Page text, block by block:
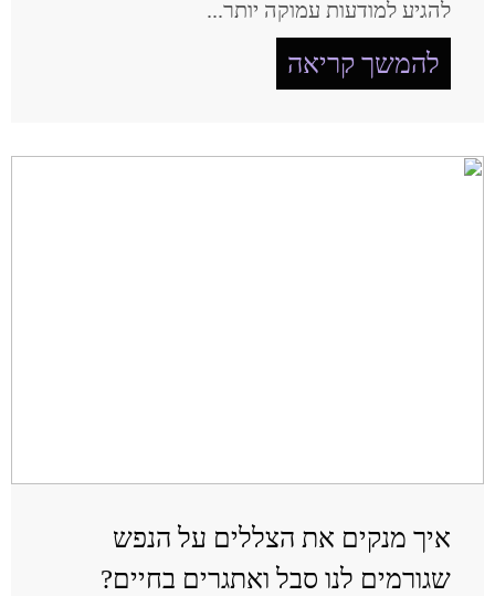
להגיע למודעות עמוקה יותר...
להמשך קריאה
איך מנקים את הצללים על הנפש
שגורמים לנו סבל ואתגרים בחיים?